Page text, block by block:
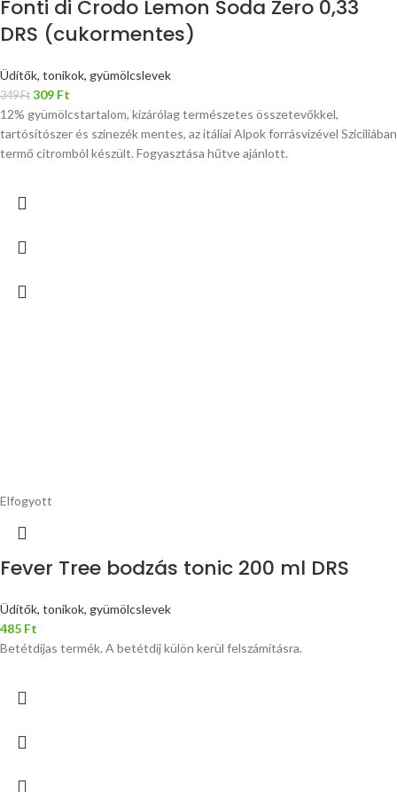
Fonti di Crodo Lemon Soda Zero 0,33
DRS (cukormentes)
Üdítők, tonikok, gyümölcslevek
349Ft 309 Ft
12% gyümölcstartalom, kizárólag természetes összetevőkkel,
tartósítószer és színezék mentes, az itáliai Alpok forrásvizével Sziciliában
termő citromból készült. Fogyasztása hűtve ajánlott.
Elfogyott
Fever Tree bodzás tonic 200 ml DRS
Üdítők, tonikok, gyümölcslevek
485 Ft
Betétdíjas termék. A betétdíj külön kerül felszámításra.